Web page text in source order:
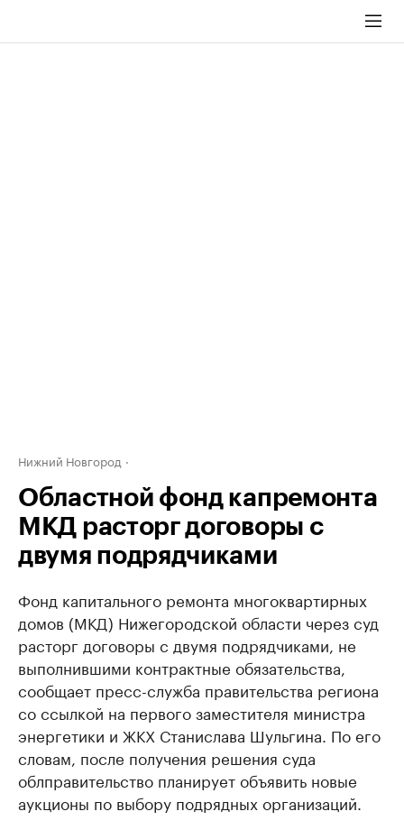
Нижний Новгород
Областной фонд капремонта
МКД расторг договоры с
двумя подрядчиками
Фонд капитального ремонта многоквартирных
домов (МКД) Нижегородской области через суд
расторг договоры с двумя подрядчиками, не
выполнившими контрактные обязательства,
сообщает пресс-служба правительства региона
со ссылкой на первого заместителя министра
энергетики и ЖКХ Станислава Шульгина. По его
словам, после получения решения суда
облправительство планирует объявить новые
аукционы по выбору подрядных организаций.